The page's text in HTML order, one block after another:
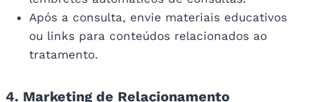
Após a consulta, envie materiais educativos
ou links para conteúdos relacionados ao
tratamento.
4. Marketing de Relacionamento